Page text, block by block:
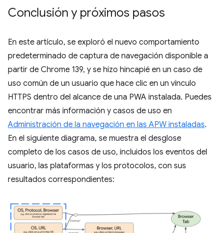
Conclusión y próximos pasos
En este artículo, se exploró el nuevo comportamiento
predeterminado de captura de navegación disponible a
partir de Chrome 139, y se hizo hincapié en un caso de
uso común de un usuario que hace clic en un vínculo
HTTPS dentro del alcance de una PWA instalada. Puedes
encontrar más información y casos de uso en
Administración de la navegación en las APW instaladas.
En el siguiente diagrama, se muestra el desglose
completo de los casos de uso, incluidos los eventos del
usuario, las plataformas y los protocolos, con sus
resultados correspondientes: